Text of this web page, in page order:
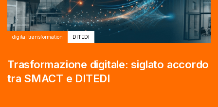
digital transformation DITEDI
Trasformazione digitale: siglato accordo
tra SMACT e DITEDI